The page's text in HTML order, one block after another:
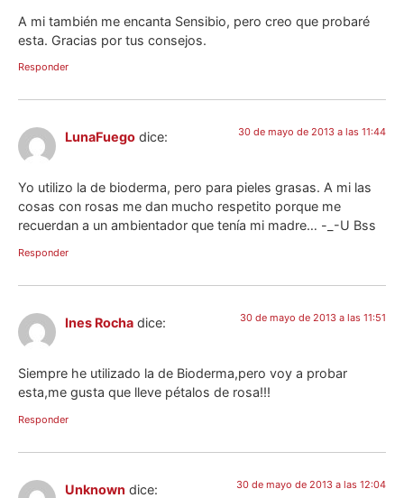
A mi también me encanta Sensibio, pero creo que probaré
esta. Gracias por tus consejos.
Responder
LunaFuego dice: 30 de mayo de 2013 a las 11:44
Yo utilizo la de bioderma, pero para pieles grasas. A mi las
cosas con rosas me dan mucho respetito porque me
recuerdan a un ambientador que tenía mi madre… -_-U Bss
Responder
Ines Rocha dice: 30 de mayo de 2013 a las 11:51
Siempre he utilizado la de Bioderma,pero voy a probar
esta,me gusta que lleve pétalos de rosa!!!
Responder
Unknown dice: 30 de mayo de 2013 a las 12:04